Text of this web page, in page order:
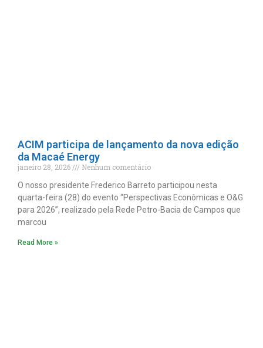
ACIM participa de lançamento da nova edição
da Macaé Energy
janeiro 28, 2026
Nenhum comentário
O nosso presidente Frederico Barreto participou nesta
quarta-feira (28) do evento “Perspectivas Econômicas e O&G
para 2026”, realizado pela Rede Petro-Bacia de Campos que
marcou
Read More »